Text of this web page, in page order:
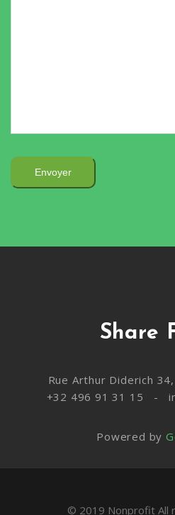
Share
Rue Arthur Diderich
+32 496 91 31 15 -
Powered by
© 2019 Nonprofit All